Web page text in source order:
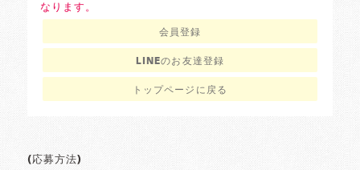
なります。
会員登録
LINEのお友達登録
トップページに戻る
(応募方法)